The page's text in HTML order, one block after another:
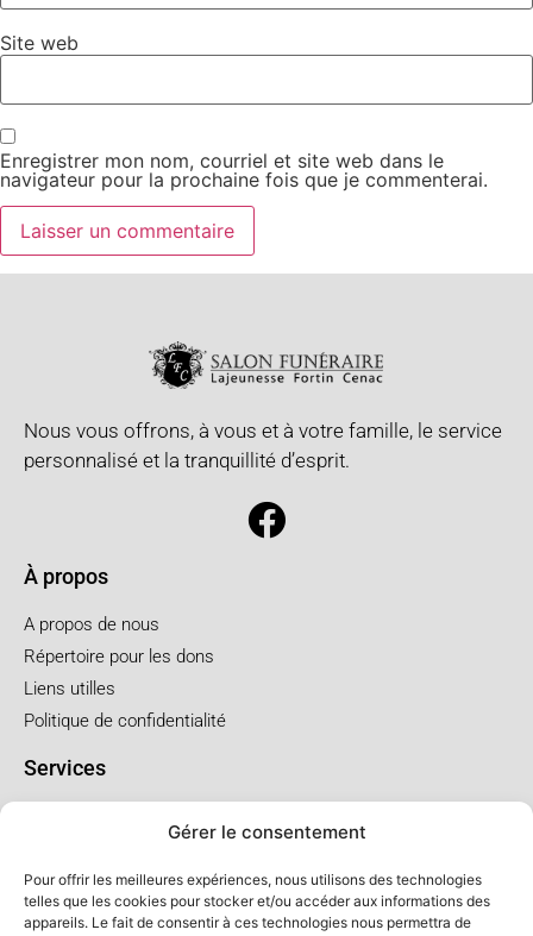
Gérer le consentement
Pour offrir les meilleures expériences, nous utilisons des technologies
telles que les cookies pour stocker et/ou accéder aux informations des
appareils. Le fait de consentir à ces technologies nous permettra de
Site web
Enregistrer mon nom, courriel et site web dans le
navigateur pour la prochaine fois que je commenterai.
Nous vous offrons, à vous et à votre famille, le service
personnalisé et la tranquillité d’esprit.
À propos
A propos de nous
Répertoire pour les dons
Liens utilles
Politique de confidentialité
Services
Funérailles au salon
Forfaits et prix